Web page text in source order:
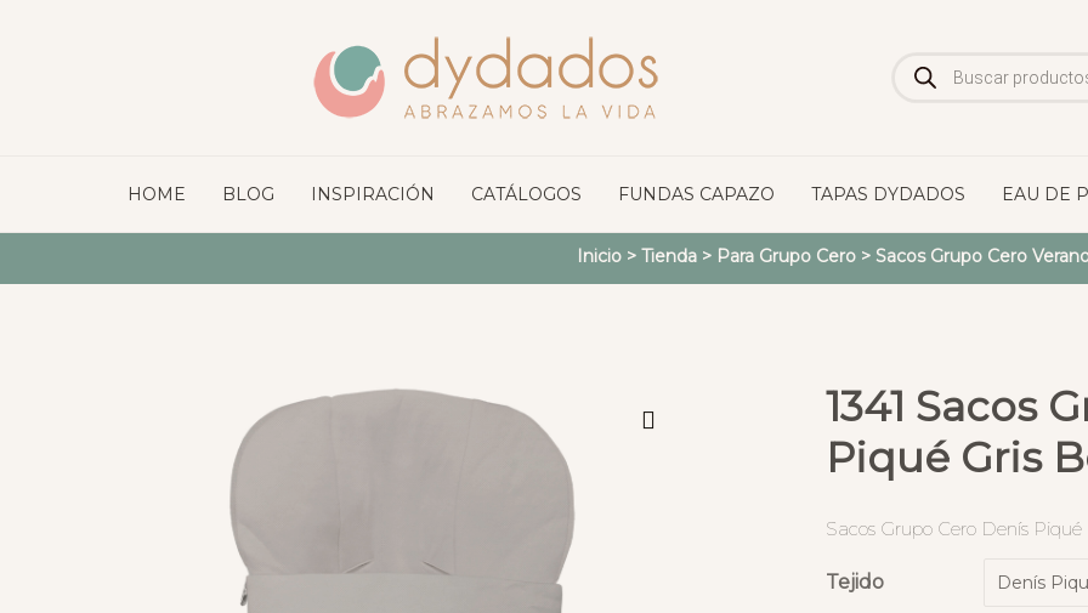
de
productos
HOME BLOG INSPIRACIÓN CATÁLOGOS FUNDAS CAPAZO TAPAS DYDADOS EAU DE
Inicio> Tienda> Para Grupo Cero> Sacos Grupo Cero
1341 Sacos
Piqué Gris
Sacos Grupo Cero Denís
Tejido